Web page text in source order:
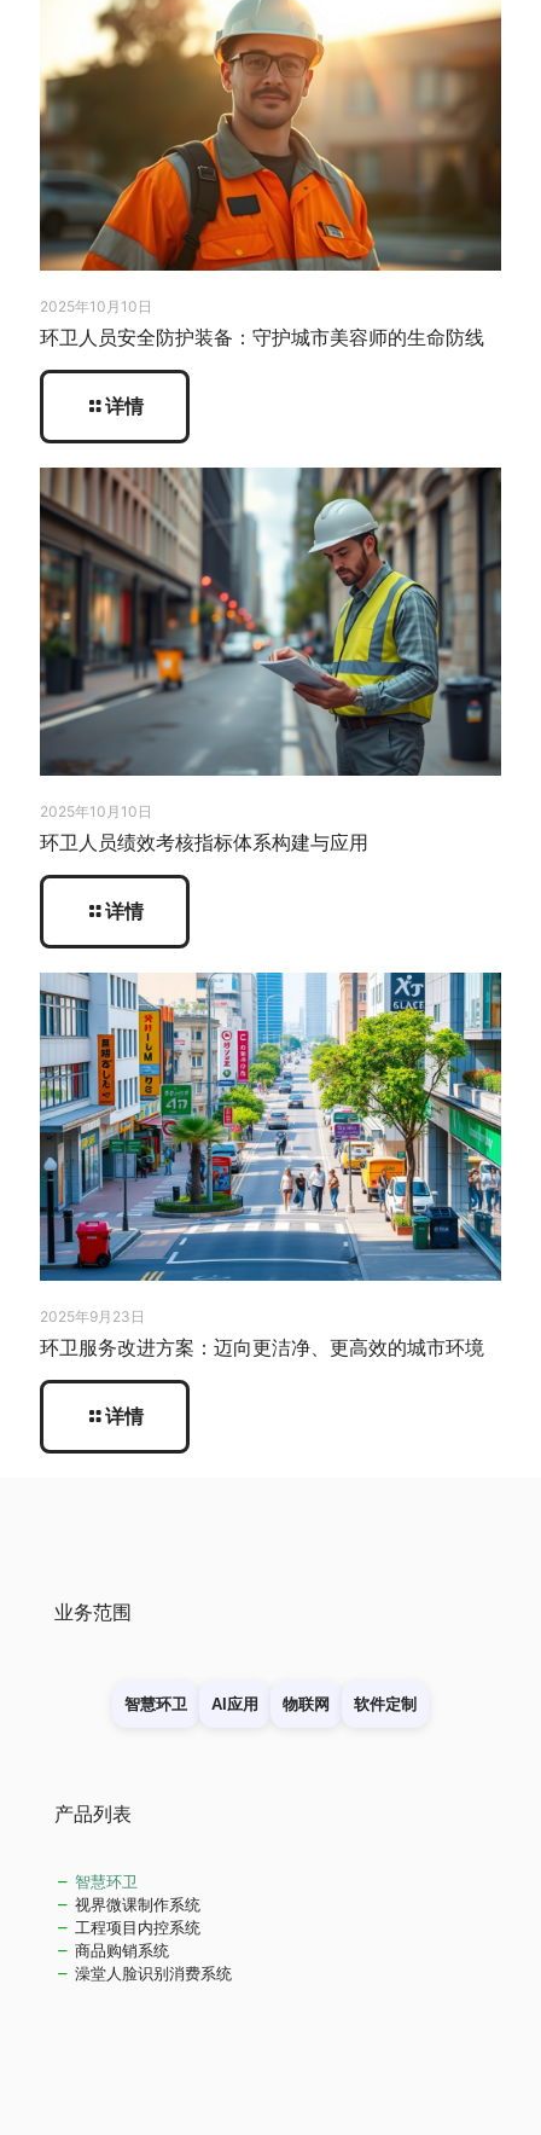
2025年10月10日
环卫人员安全防护装备：守护城市美容师的生命防线
详情
2025年10月10日
环卫人员绩效考核指标体系构建与应用
详情
2025年9月23日
环卫服务改进方案：迈向更洁净、更高效的城市环境
详情
业务范围
智慧环卫 AI应用 物联网 软件定制
产品列表
智慧环卫
视界微课制作系统
工程项目内控系统
商品购销系统
澡堂人脸识别消费系统